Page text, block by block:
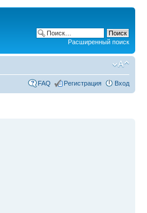
Расширенный поиск
FAQ Регистрация Вход